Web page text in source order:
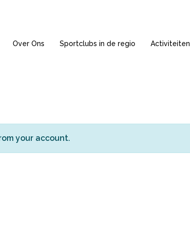
Over Ons Sportclubs in de regio Activiteiten
your account.